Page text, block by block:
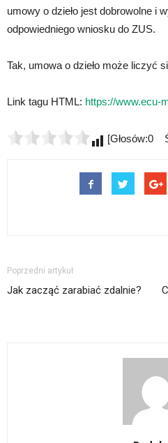
umowy o dzieło jest dobrowolne i
odpowiedniego wniosku do ZUS.
Tak, umowa o dzieło może liczyć
Link tagu HTML: https://www.ecu-
[Głosów:0
Poprzedni artykuł
Jak zacząć zarabiać zdalnie?